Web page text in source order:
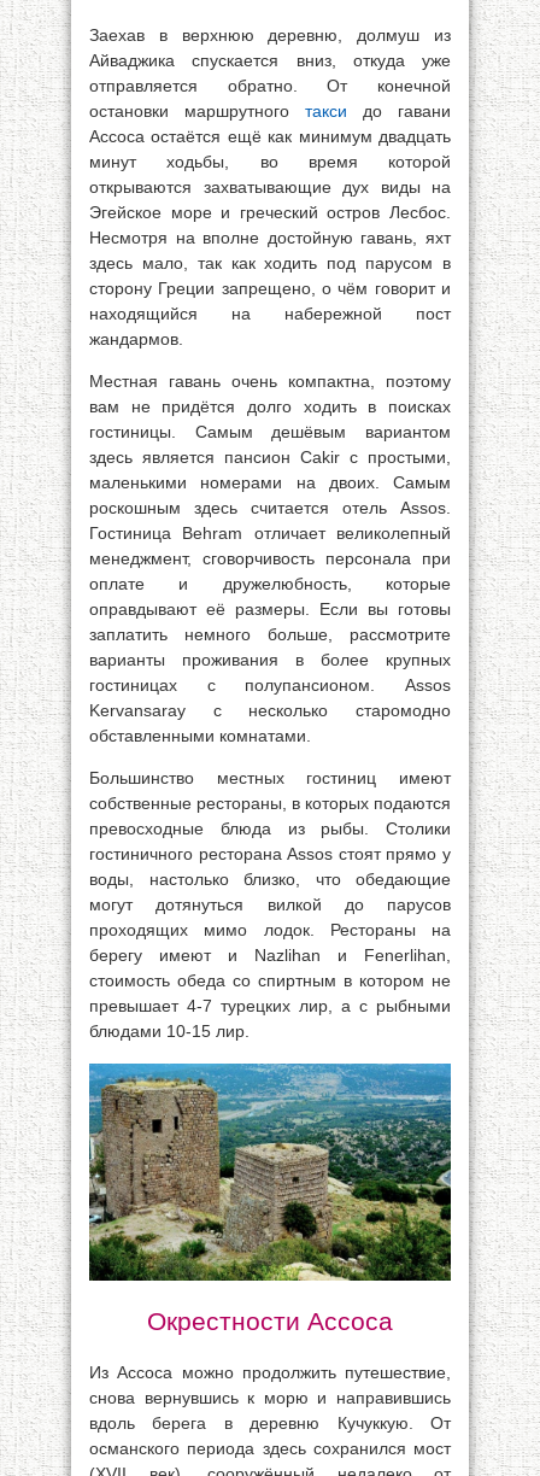
Заехав в верхнюю деревню, долмуш из
Айваджика спускается вниз, откуда уже
отправляется обратно. От конечной
остановки маршрутного такси до гавани
Ассоса остаётся ещё как минимум двадцать
минут ходьбы, во время которой
открываются захватывающие дух виды на
Эгейское море и греческий остров Лесбос.
Несмотря на вполне достойную гавань, яхт
здесь мало, так как ходить под парусом в
сторону Греции запрещено, о чём говорит и
находящийся на набережной пост
жандармов.
Местная гавань очень компактна, поэтому
вам не придётся долго ходить в поисках
гостиницы. Самым дешёвым вариантом
здесь является пансион Cakir с простыми,
маленькими номерами на двоих. Самым
роскошным здесь считается отель Assos.
Гостиница Behram отличает великолепный
менеджмент, сговорчивость персонала при
оплате и дружелюбность, которые
оправдывают её размеры. Если вы готовы
заплатить немного больше, рассмотрите
варианты проживания в более крупных
гостиницах с полупансионом. Assos
Kervansaray с несколько старомодно
обставленными комнатами.
Большинство местных гостиниц имеют
собственные рестораны, в которых подаются
превосходные блюда из рыбы. Столики
гостиничного ресторана Assos стоят прямо у
воды, настолько близко, что обедающие
могут дотянуться вилкой до парусов
проходящих мимо лодок. Рестораны на
берегу имеют и Nazlihan и Fenerlihan,
стоимость обеда со спиртным в котором не
превышает 4-7 турецких лир, а с рыбными
блюдами 10-15 лир.
Окрестности Ассоса
Из Ассоса можно продолжить путешествие,
снова вернувшись к морю и направившись
вдоль берега в деревню Кучуккую. От
османского периода здесь сохранился мост